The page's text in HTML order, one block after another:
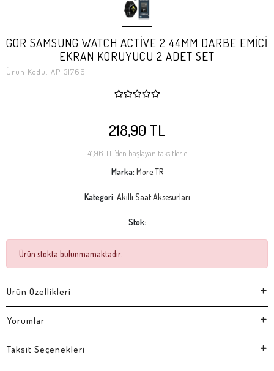
GOR SAMSUNG WATCH ACTİVE 2 44MM DARBE EMİCİ
EKRAN KORUYUCU 2 ADET SET
Ürün Kodu: AP_31766
218,90 TL
41,96 TL 'den başlayan taksitlerle
Marka: More TR
Kategori: Akıllı Saat Aksesurları
Stok:
Ürün stokta bulunmamaktadır.
Ürün Özellikleri
Yorumlar
Taksit Seçenekleri